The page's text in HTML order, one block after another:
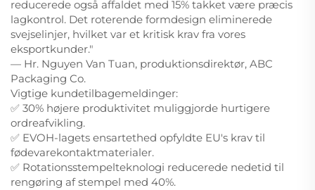
reducerede også affaldet med 15% takket være præcis
lagkontrol. Det roterende formdesign eliminerede
svejselinjer, hvilket var et kritisk krav fra vores
eksportkunder."
— Hr. Nguyen Van Tuan, produktionsdirektør, ABC
Packaging Co.
Vigtige kundetilbagemeldinger:
✅ 30% højere produktivitet muliggjorde hurtigere
ordreafvikling.
✅ EVOH-lagets ensartethed opfyldte EU's krav til
fødevarekontaktmaterialer.
✅ Rotationsstempelteknologi reducerede nedetid til
rengøring af stempel med 40%.